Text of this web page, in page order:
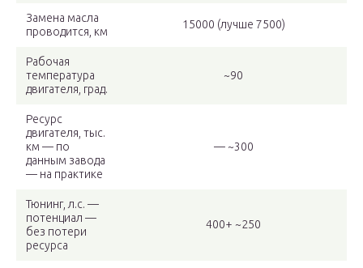
Замена масла
проводится, км
15000 (лучше 7500)
Рабочая
температура
двигателя, град.
~90
Ресурс
двигателя, тыс.
км — по
данным завода
— на практике
— ~300
Тюнинг, л.с. —
потенциал —
без потери
ресурса
400+ ~250